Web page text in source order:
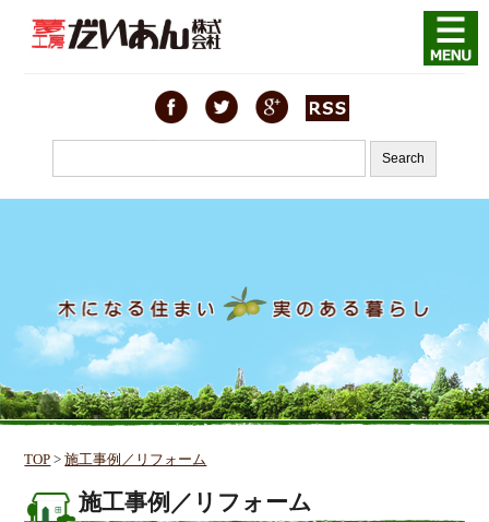
TOP >施工事例／リフォーム
施工事例／リフォーム